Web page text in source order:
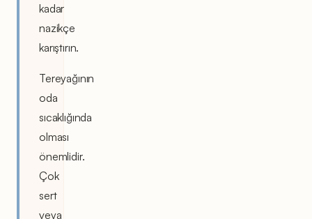
kadar
nazikçe
karıştırın.
Tereyağının
oda
sıcaklığında
olması
önemlidir.
Çok
sert
veya